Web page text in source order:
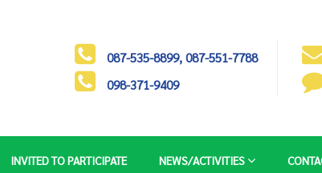
087-535-8899, 087-551-7788
098-371-9409
INVITED TO PARTICIPATE NEWS/ACTIVITIES